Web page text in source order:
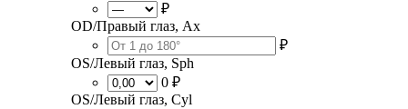
₽
OD/Правый глаз, Ax
₽
OS/Левый глаз, Sph
0 ₽
OS/Левый глаз, Cyl